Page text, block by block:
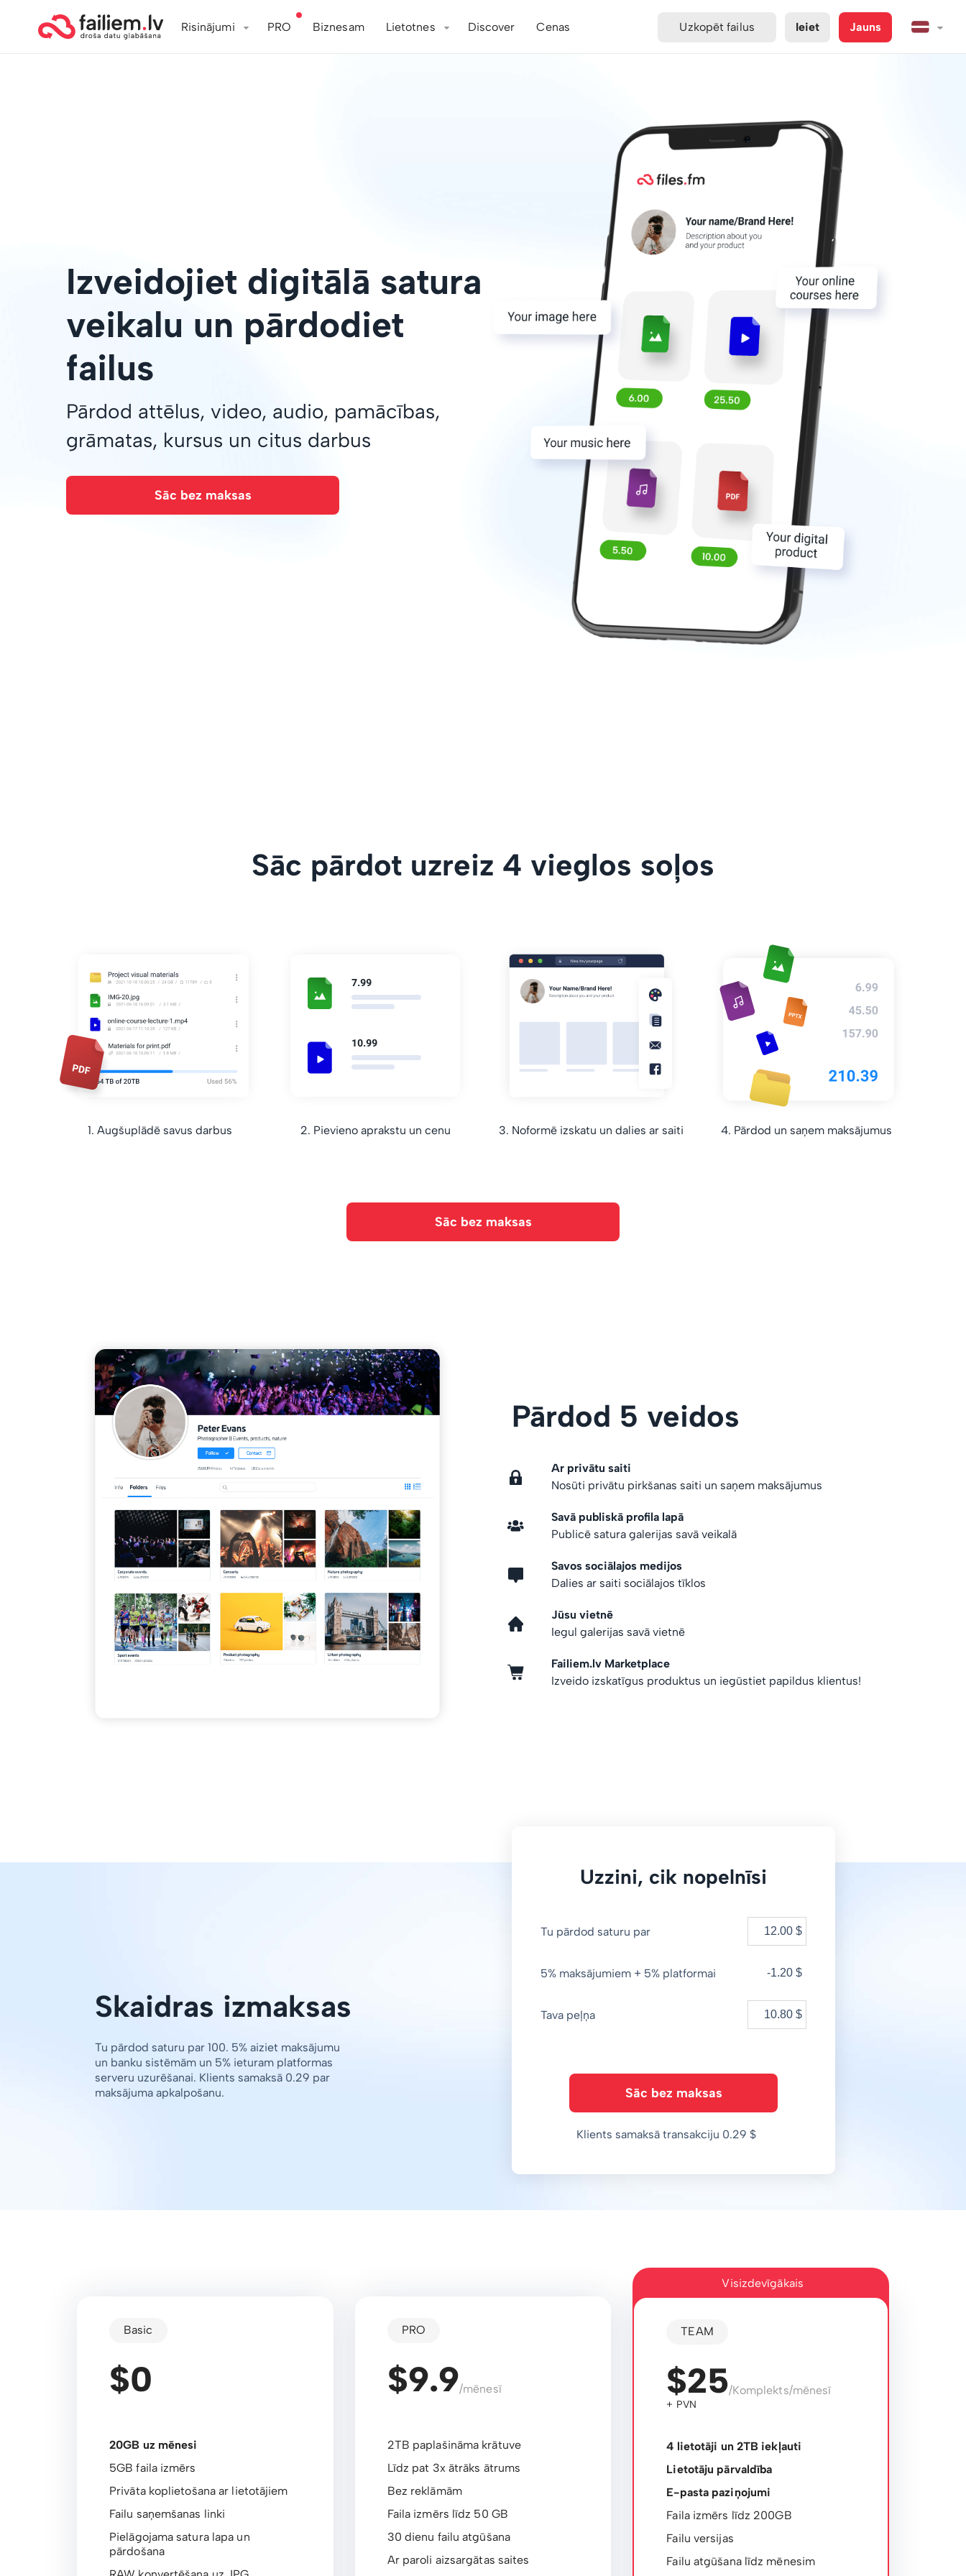
Risinājumi PRO Biznesam Lietotnes Discover Cenas Uzkopēt failus Ieiet Jauns
Izveidojiet digitālā satura
veikalu un pārdodiet
failus
Pārdod attēlus, video, audio, pamācības,
grāmatas, kursus un citus darbus
Sāc bez maksas
Sāc pārdot uzreiz 4 vieglos soļos
1. Augšuplādē savus darbus 2. Pievieno aprakstu un cenu 3. Noformē izskatu un dalies ar saiti 4. Pārdod un saņem maksājumus
Sāc bez maksas
Pārdod 5 veidos
Ar privātu saiti
Nosūti privātu pirkšanas saiti un saņem maksājumus
Savā publiskā profila lapā
Publicē satura galerijas savā veikalā
Savos sociālajos medijos
Dalies ar saiti sociālajos tīklos
Jūsu vietnē
Iegul galerijas savā vietnē
Failiem.lv Marketplace
Izveido izskatīgus produktus un iegūstiet papildus klientus!
Skaidras izmaksas
Tu pārdod saturu par 100. 5% aiziet maksājumu
un banku sistēmām un 5% ieturam platformas
serveru uzurēšanai. Klients samaksā 0.29 par
maksājuma apkalpošanu.
Uzzini, cik nopelnīsi
Tu pārdod saturu par
5% maksājumiem + 5% platformai -1.20 $
Tava peļņa
Sāc bez maksas
Klients samaksā transakciju 0.29 $
Basic
$0
20GB uz mēnesi
5GB faila izmērs
Privāta koplietošana ar lietotājiem
Failu saņemšanas linki
Pielāgojama satura lapa un
pārdošana
PRO
$9.9/mēnesī
2TB paplašināma krātuve
Līdz pat 3x ātrāks ātrums
Bez reklāmām
Faila izmērs līdz 50 GB
30 dienu failu atgūšana
Ar paroli aizsargātas saites
Visizdevīgākais
TEAM
$25/Komplekts/mēnesī
+ PVN
4 lietotāji un 2TB iekļauti
Lietotāju pārvaldība
E-pasta paziņojumi
Faila izmērs līdz 200GB
Failu versijas
Failu atgūšana līdz mēnesim